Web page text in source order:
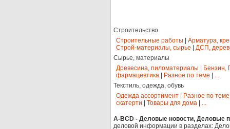
Строительство
Строительные работы
Арматура,
Строй-материалы, сырье
ДСП,
Сырье, материалы
Древесина, пиломатериалы
Бензин,
фармацевтика
Разное по теме
...
Текстиль, одежда, обувь
Одежда ассортимент
Разное по теме
скатерти
Товары для дома ...
A-BCD - Деловые новости, Деловые
деловой информации в разделах: